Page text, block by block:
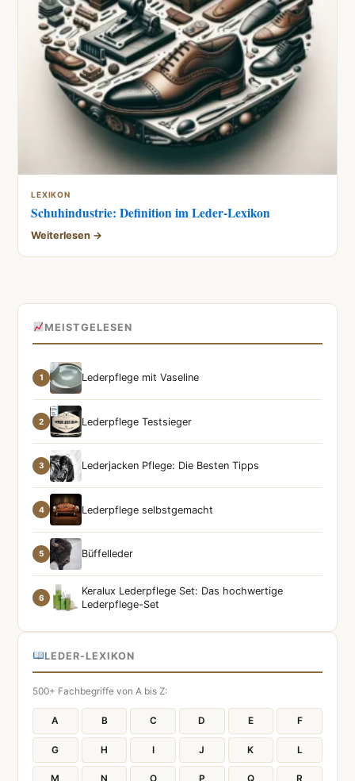
LEXIKON
Schuhindustrie: Definition im Leder-Lexikon
Weiterlesen →
MEISTGELESEN
1 Lederpflege mit Vaseline
2 Lederpflege Testsieger
3 Lederjacken Pflege: Die Besten Tipps
4 Lederpflege selbstgemacht
5 Büffelleder
6
Keralux Lederpflege Set: Das hochwertige
Lederpflege-Set
LEDER-LEXIKON
500+ Fachbegriffe von A bis Z:
A B C D E F
G H I J K L